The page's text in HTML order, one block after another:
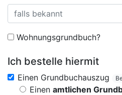
Wohnungsgrundbuch?
Ich bestelle hiermit
Einen Grundbuchauszug
Einen amtlichen